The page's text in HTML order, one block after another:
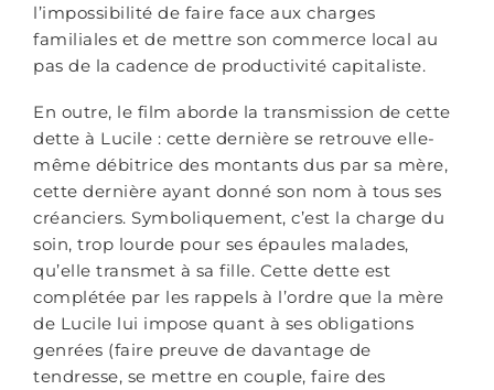
l’impossibilité de faire face aux charges
familiales et de mettre son commerce local au
pas de la cadence de productivité capitaliste.
En outre, le film aborde la transmission de cette
dette à Lucile : cette dernière se retrouve elle-
même débitrice des montants dus par sa mère,
cette dernière ayant donné son nom à tous ses
créanciers. Symboliquement, c’est la charge du
soin, trop lourde pour ses épaules malades,
qu’elle transmet à sa fille. Cette dette est
complétée par les rappels à l’ordre que la mère
de Lucile lui impose quant à ses obligations
genrées (faire preuve de davantage de
tendresse, se mettre en couple, faire des